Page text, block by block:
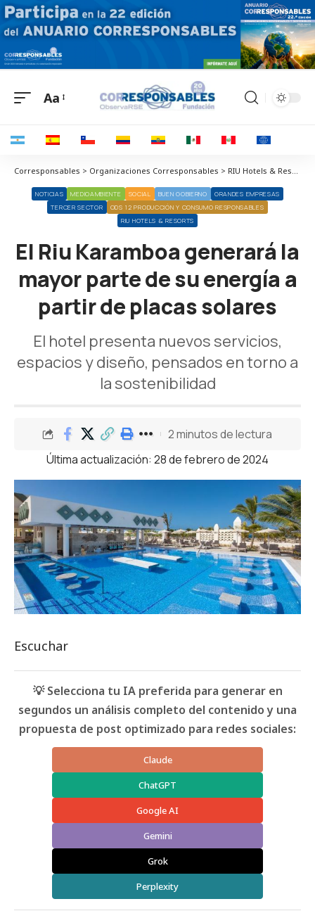
Aa
Corresponsables > Organizaciones Corresponsables > RIU Hotels & Resorts > El Riu Karamboa generará la mayor parte de su energía a partir de placas solares
NOTICIAS MEDIOAMBIENTE SOCIAL BUEN GOBIERNO
GRANDES EMPRESAS
TERCER SECTOR
ODS 12 PRODUCCIÓN Y CONSUMO RESPONSABLES
RIU HOTELS & RESORTS
El Riu Karamboa generará la
mayor parte de su energía a
partir de placas solares
El hotel presenta nuevos servicios,
espacios y diseño, pensados en torno a
la sostenibilidad
Última actualización: 28 de febrero de 2024
2 minutos de lectura
Escuchar
💡 Selecciona tu IA preferida para generar en
segundos un análisis completo del contenido y una
propuesta de post optimizado para redes sociales:
Claude
ChatGPT
Google AI
Gemini
Grok
Perplexity